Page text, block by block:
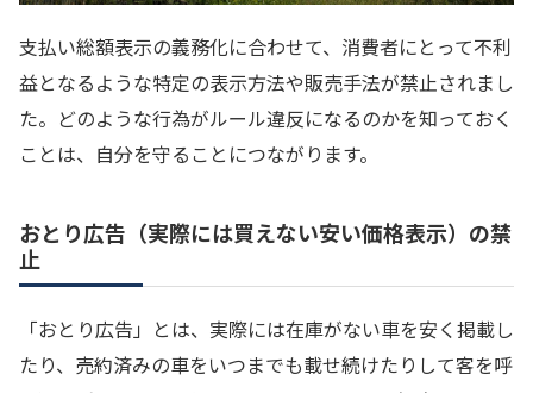
支払い総額表示の義務化に合わせて、消費者にとって不利
益となるような特定の表示方法や販売手法が禁止されまし
た。どのような行為がルール違反になるのかを知っておく
ことは、自分を守ることにつながります。
おとり広告（実際には買えない安い価格表示）の禁
止
「おとり広告」とは、実際には在庫がない車を安く掲載し
たり、売約済みの車をいつまでも載せ続けたりして客を呼